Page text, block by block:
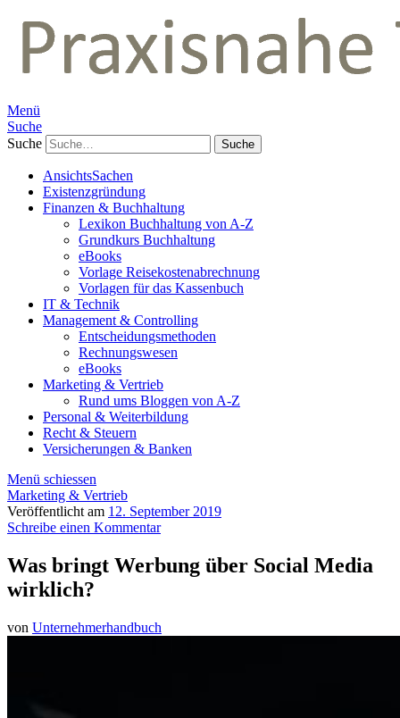
Menü
Suche
Suche
AnsichtsSachen
Existenzgründung
Finanzen & Buchhaltung
Lexikon Buchhaltung von A-Z
Grundkurs Buchhaltung
eBooks
Vorlage Reisekostenabrechnung
Vorlagen für das Kassenbuch
IT & Technik
Management & Controlling
Entscheidungsmethoden
Rechnungswesen
eBooks
Marketing & Vertrieb
Rund ums Bloggen von A-Z
Personal & Weiterbildung
Recht & Steuern
Versicherungen & Banken
Menü schiessen
Marketing & Vertrieb
Veröffentlicht am 12. September 2019
Schreibe einen Kommentar
Was bringt Werbung über Social Media
wirklich?
von Unternehmerhandbuch